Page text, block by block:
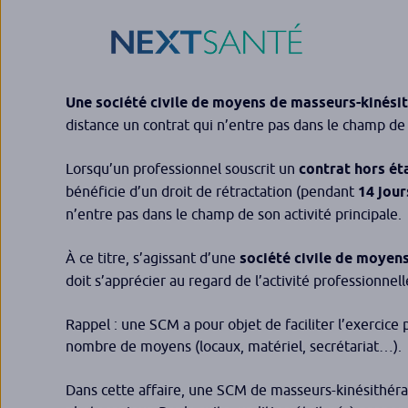
Une société civile de moyens de masseurs-
distance un contrat qui n’entre pas dans le champ
Lorsqu’un professionnel souscrit un contrat hors
bénéficie d’un droit de rétractation (pendant 14
n’entre pas dans le champ de son activité principale.
À ce titre, s’agissant d’une société civile de moyens
doit s’apprécier au regard de l’activité
Rappel : une SCM a pour objet de faciliter l’exercice
nombre de moyens (locaux, matériel, secrétariat…).
Dans cette affaire, une SCM de masseurs-